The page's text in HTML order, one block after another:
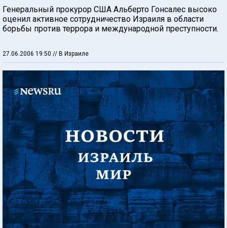
Генеральный прокурор США Альберто Гонсалес высоко
оценил активное сотрудничество Израиля в области
борьбы против террора и международной преступности.
27.06.2006 19:50 // В Израиле